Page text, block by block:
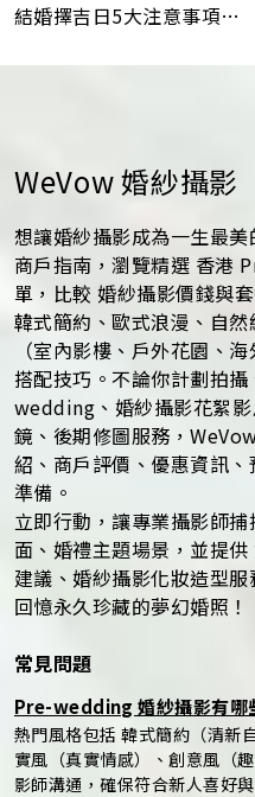
結婚擇吉日5大注意事項！
WeVow 婚紗攝影
想讓婚紗攝影成為一生最
商戶指南，瀏覽精選 香港
單，比較 婚紗攝影價錢與
韓式簡約、歐式浪漫、自
（室內影樓、戶外花園、
搭配技巧。不論你計劃拍
wedding、婚紗攝影花絮
鏡、後期修圖服務，
紹、商戶評價、優惠資訊
準備。
立即行動，讓專業攝影師
面、婚禮主題場景，並提
建議、婚紗攝影化妝造型
回憶永久珍藏的夢幻婚照！
常見問題
Pre-wedding 婚紗攝影有哪
熱門風格包括 韓式簡約（清新
實風（真實情感）、創意風（
影師溝通，確保符合新人喜好